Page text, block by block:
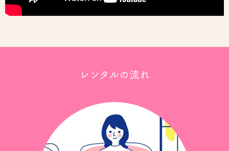
レンタルの流れ